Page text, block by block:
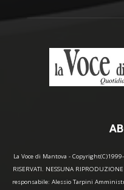
La Voce di Mantova -
RISERVATI. NESSUNA
responsabile: Alessio Tarpini